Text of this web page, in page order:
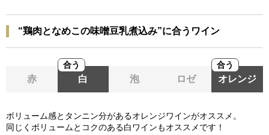
“鶏肉となめこの味噌豆乳煮込み”に合うワイン
赤
合う
白 泡 ロゼ
合う
オレンジ
ボリューム感とタンニン分があるオレンジワインがオススメ。
同じくボリュームとコクのある白ワインもオススメです！